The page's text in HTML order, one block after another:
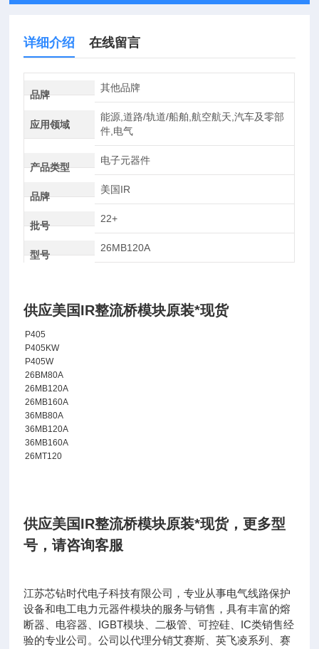
详细介绍 在线留言
品牌
其他品牌
应用领域
能源,道路/轨道/船舶,航空航天,汽车及零部
件,电气
产品类型
电子元器件
品牌
美国IR
批号
22+
型号
26MB120A
供应美国IR整流桥模块原装*现货
P405
P405KW
P405W
26BM80A
26MB120A
26MB160A
36MB80A
36MB120A
36MB160A
26MT120
供应美国IR整流桥模块原装*现货， 更多型
号，请咨询客服
江苏芯钻时代电子科技有限公司，专业从事电气线路保护
设备和电工电力元器件模块的服务与销售，具有丰富的熔
断器、电容器、IGBT模块、二极管、可控硅、IC类销售经
验的专业公司。公司以代理分销艾赛斯、英飞凌系列、赛